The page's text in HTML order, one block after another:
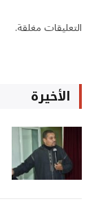
التعليقات مغلقة.
الأخيرة